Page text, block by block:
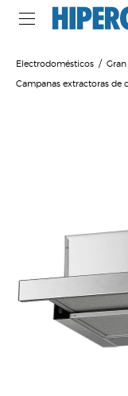
Electrodomésticos
Campanas extractoras de